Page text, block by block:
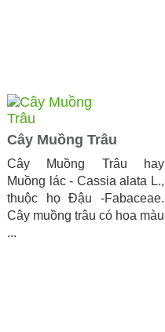
Cây Muồng Trâu
​Cây Muồng Trâu hay
Muồng lác - Cassia alata L.,
thuộc họ Đậu -Fabaceae.
Cây muồng trâu có hoa màu
...